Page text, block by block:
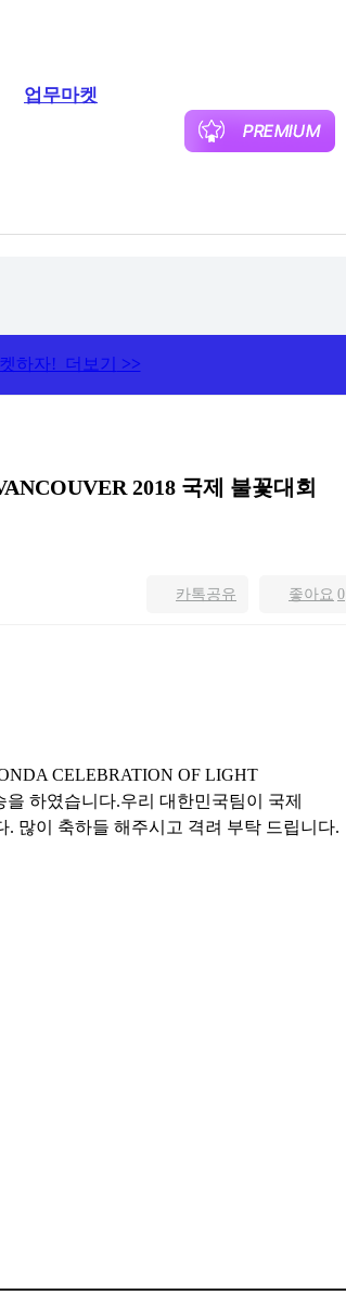
업무마켓
하자! 더보기 >>
2018 국제 불꽃대회
좋아요 0
카톡공유
CELEBRATION OF LIGHT
하였습니다.우리 대한민국팀이 국제
많이 축하들 해주시고 격려 부탁 드립니다.